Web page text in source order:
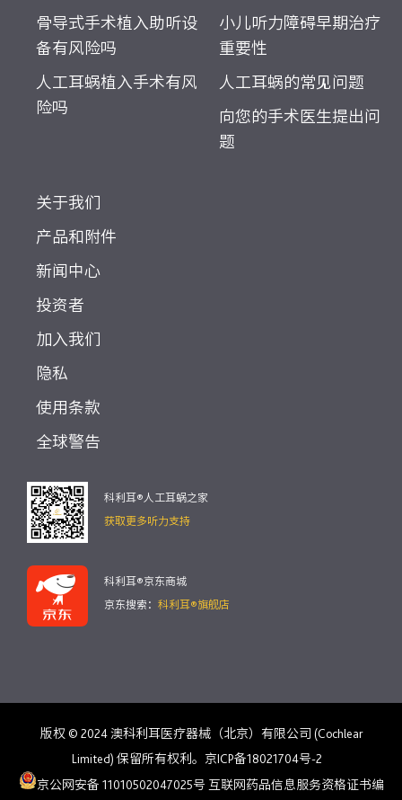
骨导式手术植入助听设
备有风险吗
人工耳蜗植入手术有风
险吗
小儿听力障碍早期治疗
重要性
人工耳蜗的常见问题
向您的手术医生提出问
题
关于我们
产品和附件
新闻中心
投资者
加入我们
隐私
使用条款
全球警告
科利耳®人工耳蜗之家
获取更多听力支持
科利耳®京东商城
京东搜索： 科利耳®旗舰店
版权 © 2024 澳科利耳医疗器械（北京）有限公司 (Cochlear
Limited) 保留所有权利。京ICP备18021704号-2
京公网安备 11010502047025号 互联网药品信息服务资格证书编